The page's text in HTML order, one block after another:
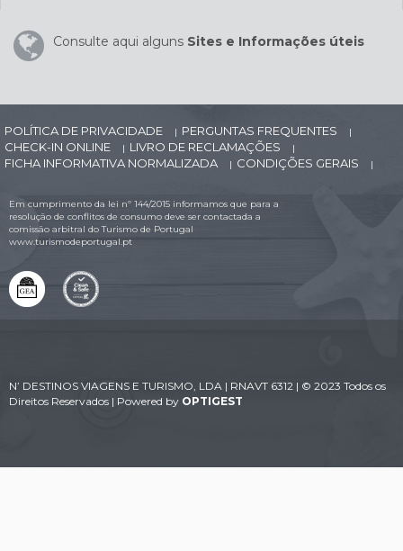
Consulte aqui alguns Sites e Informações úteis
POLÍTICA DE PRIVACIDADE | PERGUNTAS FREQUENTES |
CHECK-IN ONLINE | LIVRO DE RECLAMAÇÕES |
FICHA INFORMATIVA NORMALIZADA | CONDIÇÕES GERAIS |
Em cumprimento da lei nº 144/2015 informamos que para a
resolução de conflitos de consumo deve ser contactada a
comissão arbitral do Turismo de Portugal
www.turismodeportugal.pt
N’ DESTINOS VIAGENS E TURISMO, LDA | RNAVT 6312 | © 2023 Todos os
Direitos Reservados | Powered by OPTIGEST